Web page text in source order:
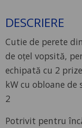
DESCRIERE
Cutie de perete
de oțel vopsită,
echipată cu 2
kW cu obloane de
2
Potrivit pentru